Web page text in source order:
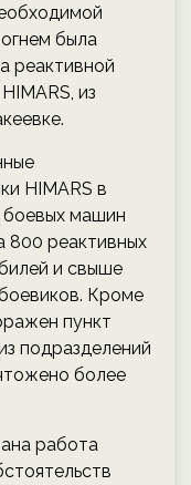
была
реактивной
из
HIMARS в
машин
800 реактивных
и свыше
Кроме
пункт
подразделений
более
работа